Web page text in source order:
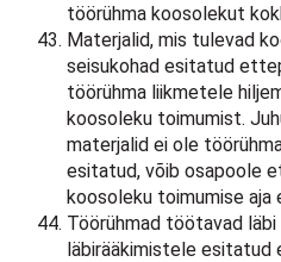
töörühma koosolekut
Materjalid, mis tulevad
seisukohad esitatud
töörühma liikmetele
koosoleku toimumist.
materjalid ei ole
esitatud, võib osapoole
koosoleku toimumise aja
Töörühmad töötavad läbi
läbirääkimistele esitatud